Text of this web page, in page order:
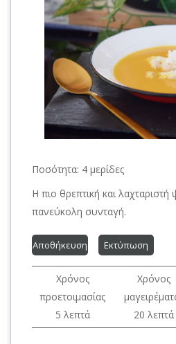
Ποσότητα: 4 μερίδες
Η πιο θρεπτική και
πανεύκολη συνταγή.
Αποθήκευση Εκτύπωση
Χρόνος
προετοιμασίας
5 λεπτά
Χρόνος
20 λεπτά